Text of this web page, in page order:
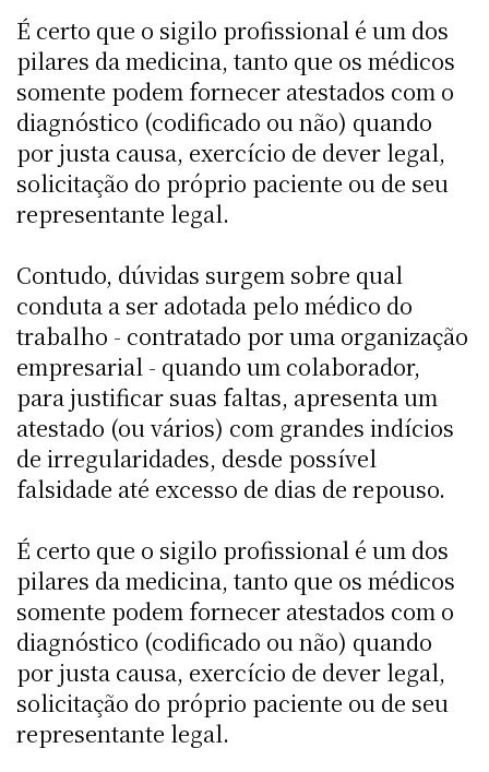
É certo que o sigilo profissional é um dos
pilares da medicina, tanto que os médicos
somente podem fornecer atestados com o
diagnóstico (codificado ou não) quando
por justa causa, exercício de dever legal,
solicitação do próprio paciente ou de seu
representante legal.
Contudo, dúvidas surgem sobre qual
conduta a ser adotada pelo médico do
trabalho - contratado por uma organização
empresarial - quando um colaborador,
para justificar suas faltas, apresenta um
atestado (ou vários) com grandes indícios
de irregularidades, desde possível
falsidade até excesso de dias de repouso.
É certo que o sigilo profissional é um dos
pilares da medicina, tanto que os médicos
somente podem fornecer atestados com o
diagnóstico (codificado ou não) quando
por justa causa, exercício de dever legal,
solicitação do próprio paciente ou de seu
representante legal.